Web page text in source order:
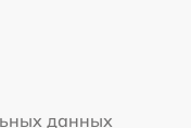
данных